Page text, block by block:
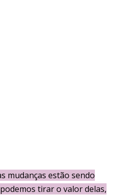
mudanças estão sendo
tirar o valor delas,